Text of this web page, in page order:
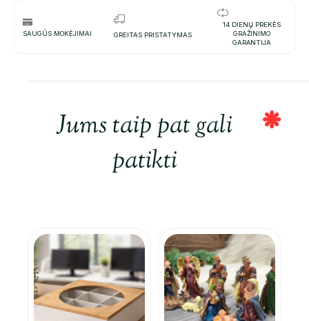
SAUGŪS MOKĖJIMAI GREITAS PRISTATYMAS
14 DIENŲ PREKĖS
GRAŽINIMO
GARANTIJA
Jums taip pat gali
patikti